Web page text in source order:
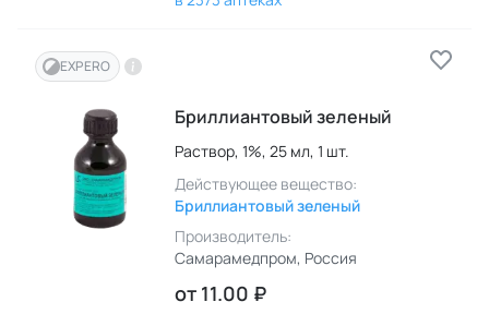
EXPERO
Бриллиантовый зеленый
Раствор, 1%, 25 мл, 1 шт.
Действующее вещество:
Бриллиантовый зеленый
Производитель:
Самарамедпром, Россия
от 11.00 ₽